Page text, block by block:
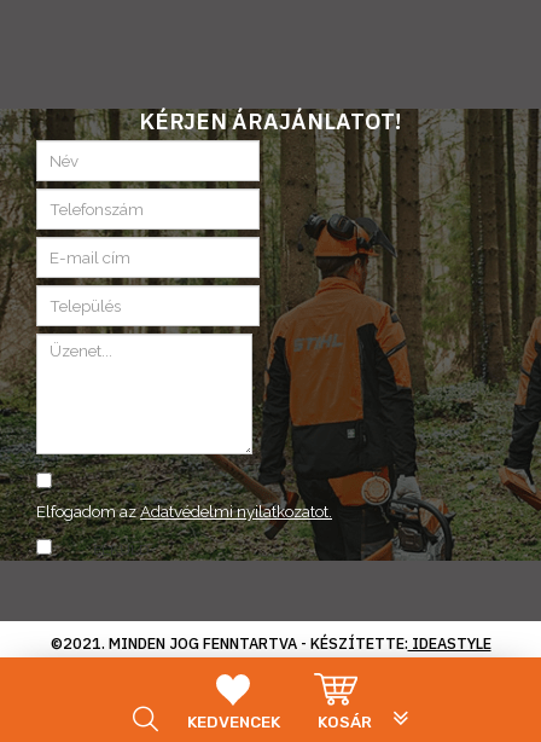
KÉRJEN ÁRAJÁNLATOT!
Elfogadom azAdatvédelmi nyilatkozatot.
ELKÜLD
©2021. MINDEN JOG FENNTARTVA - KÉSZÍTETTE: IDEASTYLE
KEDVENCEK KOSÁR